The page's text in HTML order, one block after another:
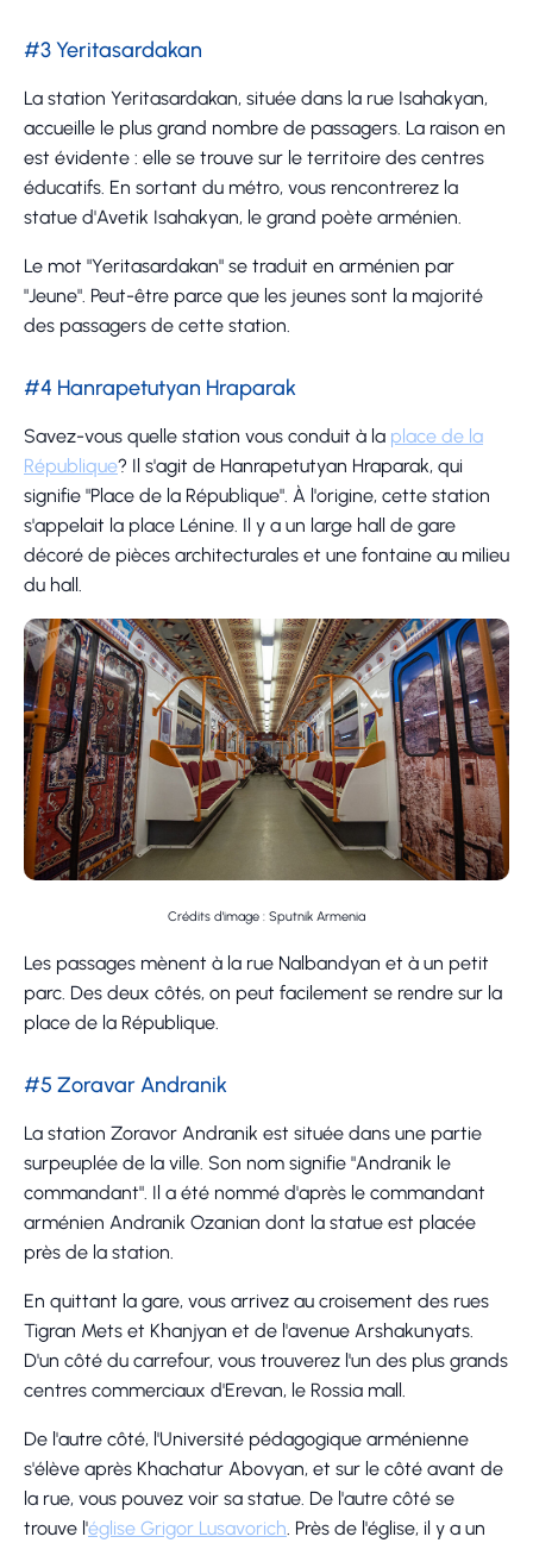
#3 Yeritasardakan
La station Yeritasardakan, située dans la rue Isahakyan,
accueille le plus grand nombre de passagers. La raison en
est évidente : elle se trouve sur le territoire des centres
éducatifs. En sortant du métro, vous rencontrerez la
statue d'Avetik Isahakyan, le grand poète arménien.
Le mot "Yeritasardakan" se traduit en arménien par
"Jeune". Peut-être parce que les jeunes sont la majorité
des passagers de cette station.
#4 Hanrapetutyan Hraparak
Savez-vous quelle station vous conduit à la place de la
République? Il s'agit de Hanrapetutyan Hraparak, qui
signifie "Place de la République". À l'origine, cette station
s'appelait la place Lénine. Il y a un large hall de gare
décoré de pièces architecturales et une fontaine au milieu
du hall.
Crédits d'image : Sputnik Armenia
Les passages mènent à la rue Nalbandyan et à un petit
parc. Des deux côtés, on peut facilement se rendre sur la
place de la République.
#5 Zoravar Andranik
La station Zoravor Andranik est située dans une partie
surpeuplée de la ville. Son nom signifie "Andranik le
commandant". Il a été nommé d'après le commandant
arménien Andranik Ozanian dont la statue est placée
près de la station.
En quittant la gare, vous arrivez au croisement des rues
Tigran Mets et Khanjyan et de l'avenue Arshakunyats.
D'un côté du carrefour, vous trouverez l'un des plus grands
centres commerciaux d'Erevan, le Rossia mall.
De l'autre côté, l'Université pédagogique arménienne
s'élève après Khachatur Abovyan, et sur le côté avant de
la rue, vous pouvez voir sa statue. De l'autre côté se
trouve l'église Grigor Lusavorich. Près de l'église, il y a un